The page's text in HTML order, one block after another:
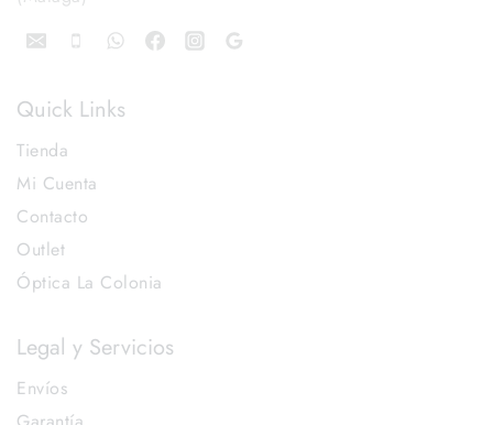
Quick Links
Tienda
Mi Cuenta
Contacto
Outlet
Óptica La Colonia
Legal y Servicios
Envíos